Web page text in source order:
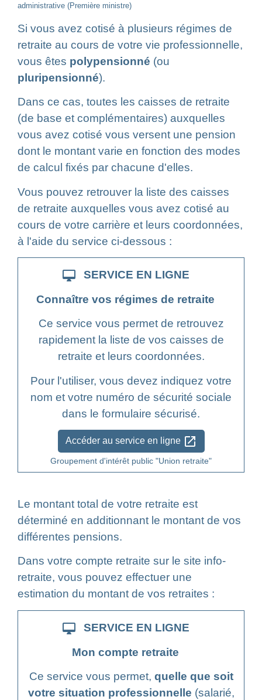
administrative (Première ministre)
Si vous avez cotisé à plusieurs régimes de
retraite au cours de votre vie professionnelle,
vous êtes polypensionné (ou
pluripensionné).
Dans ce cas, toutes les caisses de retraite
(de base et complémentaires) auxquelles
vous avez cotisé vous versent une pension
dont le montant varie en fonction des modes
de calcul fixés par chacune d'elles.
Vous pouvez retrouver la liste des caisses
de retraite auxquelles vous avez cotisé au
cours de votre carrière et leurs coordonnées,
à l'aide du service ci-dessous :
desktop_mac
SERVICE EN LIGNE
Connaître vos régimes de retraite
Ce service vous permet de retrouvez
rapidement la liste de vos caisses de
retraite et leurs coordonnées.
Pour l'utiliser, vous devez indiquez votre
nom et votre numéro de sécurité sociale
dans le formulaire sécurisé.
Accéder au service en ligne open_in_new
Groupement d'intérêt public "Union retraite"
Le montant total de votre retraite est
déterminé en additionnant le montant de vos
différentes pensions.
Dans votre compte retraite sur le site info-
retraite, vous pouvez effectuer une
estimation du montant de vos retraites :
desktop_mac
SERVICE EN LIGNE
Mon compte retraite
Ce service vous permet, quelle que soit
votre situation professionnelle (salarié,